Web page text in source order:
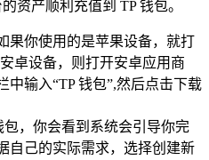
资产顺利充值到 TP 钱包。
果你使用的是苹果设备，就打
卓设备，则打开安卓应用商
中输入“TP 钱包”,然后点击下载
包，你会看到系统会引导你完
自己的实际需求，选择创建新